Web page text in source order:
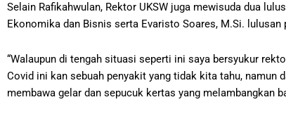
Selain Rafikahwulan, Rektor UKSW juga mewisuda dua
Ekonomika dan Bisnis serta Evaristo Soares, M.Si.
“Walaupun di tengah situasi seperti ini saya bersyukur
Covid ini kan sebuah penyakit yang tidak kita tahu,
membawa gelar dan sepucuk kertas yang melambangkan